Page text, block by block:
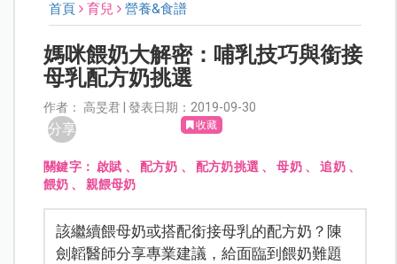
首頁 育兒 營養&食譜
媽咪餵奶大解密：哺乳技巧與銜接
母乳配方奶挑選
作者： 高旻君 | 發表日期：2019-09-30
分享 收藏
關鍵字：啟賦 、 配方奶 、配方奶挑選、母奶、追奶、
餵奶 、親餵母奶
該繼續餵母奶或搭配銜接母乳的配方奶？陳
劍韜醫師分享專業建議，給面臨到餵奶難題